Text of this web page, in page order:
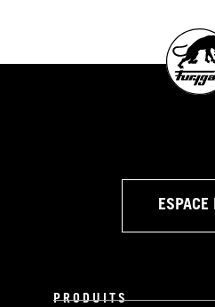
ESPACE
PRODUITS